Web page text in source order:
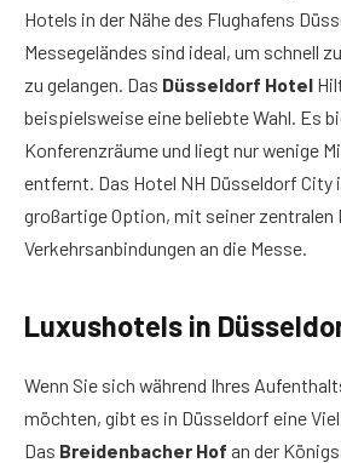
Hotels in der Nähe des Flughafens
Messegeländes sind ideal, um schnell
zu gelangen. Das Düsseldorf Hotel
beispielsweise eine beliebte Wahl. Es
Konferenzräume und liegt nur wenige
entfernt. Das Hotel NH Düsseldorf City
großartige Option, mit seiner zentralen
Verkehrsanbindungen an die Messe.
Luxushotels in
Wenn Sie sich während Ihres
möchten, gibt es in Düsseldorf eine
Das Breidenbacher Hof an der